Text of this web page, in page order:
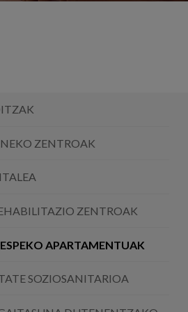
ZENTROAK
ZENTROAK
APARTAMENTUAK
SOZIOSANITARIOA